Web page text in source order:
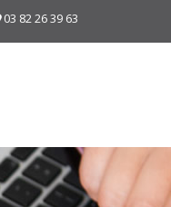
03 82 26 39 63